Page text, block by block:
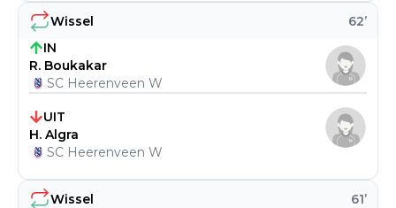
Wissel 61’
Wissel 62’
IN
R. Boukakar
SC Heerenveen W
UIT
H. Algra
SC Heerenveen W